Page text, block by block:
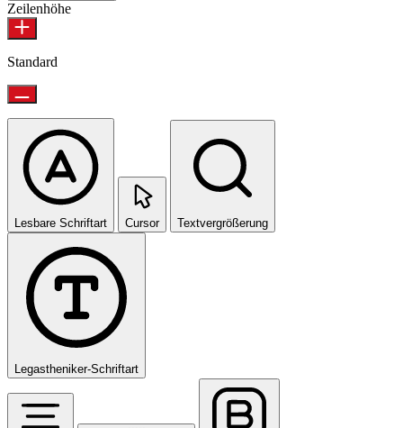
Zeilenhöhe
Standard
Lesbare Schriftart Cursor Textvergrößerung
Legastheniker-Schriftart